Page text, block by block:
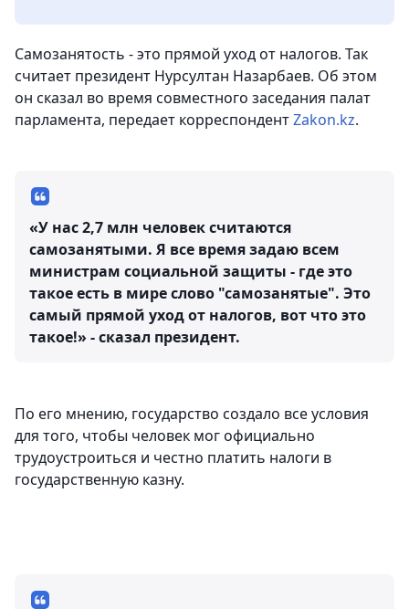
Самозанятость - это прямой уход от налогов. Так
считает президент Нурсултан Назарбаев. Об этом
он сказал во время совместного заседания палат
парламента, передает корреспондентZakon.kz.
«У нас 2,7 млн человек считаются
самозанятыми. Я все время задаю всем
министрам социальной защиты - где это
такое есть в мире слово "самозанятые". Это
самый прямой уход от налогов, вот что это
такое!» - сказал президент.
По его мнению, государство создало все условия
для того, чтобы человек мог официально
трудоустроиться и честно платить налоги в
государственную казну.